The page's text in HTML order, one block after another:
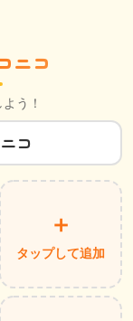
ニコ
う！
＋
タップして追加